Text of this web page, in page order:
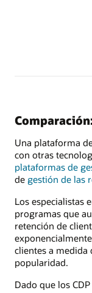
Una plataforma
con otras
plataformas de
de gestión de las
Los especialistas
programas que
retención de
clientes a medida
popularidad.
Dado que los